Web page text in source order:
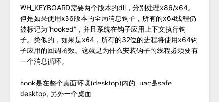
WH_KEYBOARD需要两个版本的dll，分别处理x86/x64。
但是如果使用x86版本的全局消息钩子，所有的x64线程仍
被标记为“hooked”，并且系统在钩子应用上下文执行钩
子。类似的，如果是x64，所有的32位的进程将使用x64钩
子应用的回调函数。这就是为什么安装钩子的线程必须要有
一个消息循环。
hook是在整个桌面环境(desktop)内的. uac是safe
desktop, 另外一个桌面